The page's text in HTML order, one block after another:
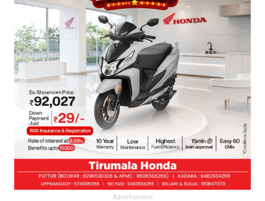
Advertisement